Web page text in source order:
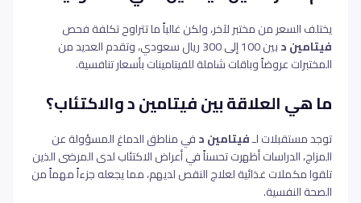
يختلف السعر من مختبر لآخر، ولكن غالباً ما تتراوح تكلفة فحص
فيتامين د
بين 100 إلى 300 ريال سعودي، وتقدم العديد من
المختبرات عروضاً وباقات شاملة للفيتامينات بأسعار تنافسية.
ما هي العلاقة بين فيتامين د والاكتئاب؟
توجد مستقبلات لـفيتامين دفي مناطق الدماغ المسؤولة عن
المزاج، الدراسات أظهرت تحسناً في أعراض الاكتئاب لدى المرضى الذين
تلقوا مكملات غذائية لعلاج النقص لديهم، مما يجعله جزءاً مهماً من
الصحة النفسية.